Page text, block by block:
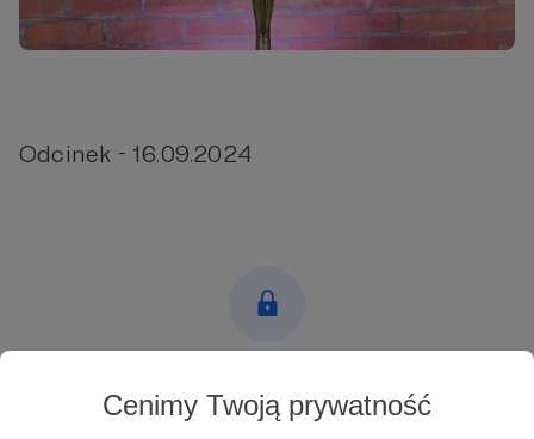
Cenimy Twoją prywatność
Odcinek - 16.09.2024
Aby zobaczyć ten materiał musisz być zalogowany